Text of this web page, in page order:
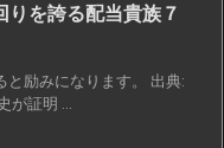
りを誇る配当貴族７
と励みになります。 出典:
証明 ...